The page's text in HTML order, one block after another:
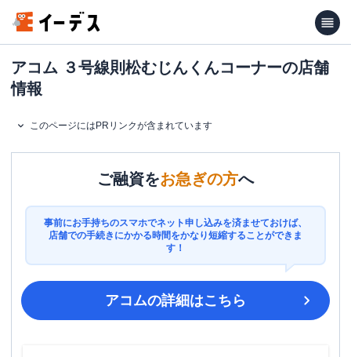
アコム ３号線則松むじんくんコーナーの店舗
情報
このページにはPRリンクが含まれています
ご融資をお急ぎの方へ
事前にお手持ちのスマホでネット申し込みを済ませておけば、
店舗での手続きにかかる時間をかなり短縮することができま
す！
アコムの詳細はこちら